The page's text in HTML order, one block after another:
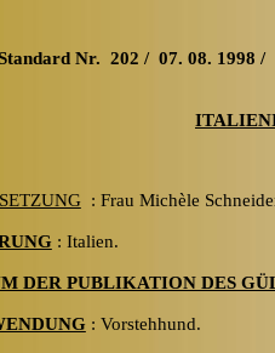
Nr. 202 / 07. 08. 1998 /
: Frau Michèle
: Italien.
DER PUBLIKATION DES
: Vorstehhund.